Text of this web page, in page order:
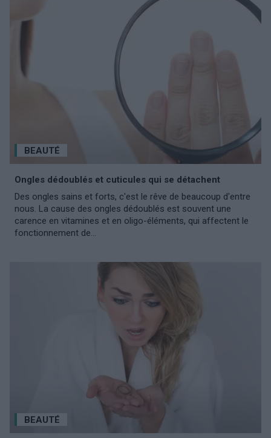
BEAUTÉ
Ongles dédoublés et cuticules qui se détachent
Des ongles sains et forts, c'est le rêve de beaucoup d'entre
nous. La cause des ongles dédoublés est souvent une
carence en vitamines et en oligo-éléments, qui affectent le
fonctionnement de...
BEAUTÉ